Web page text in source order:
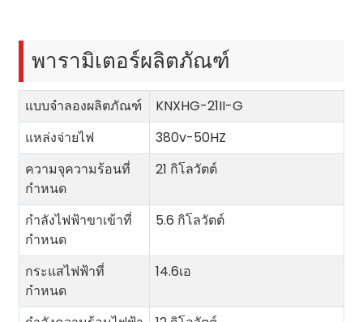
พารามิเตอร์ผลิตภัณฑ์
แบบจำลองผลิตภัณฑ์
KNXHG-21II-G
แหล่งจ่ายไฟ
380v-50HZ
ความจุความร้อนที่
กำหนด
21 กิโลวัตต์
กำลังไฟฟ้าขาเข้าที่
กำหนด
5.6 กิโลวัตต์
กระแสไฟฟ้าที่
กำหนด
14.6เอ